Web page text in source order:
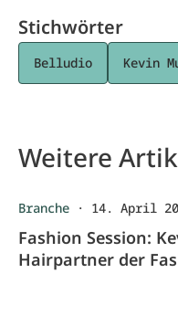
Stichwörter
Belludio Kevin
Weitere
Branche · 14. April
Fashion Session:
Hairpartner der